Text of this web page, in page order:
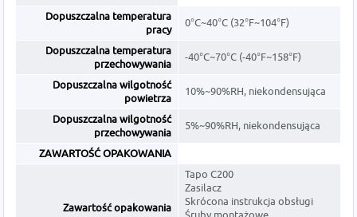
Dopuszczalna temperatura
pracy
0°C~40°C (32°F~104°F)
Dopuszczalna temperatura
przechowywania
-40°C~70°C (-40°F~158°F)
Dopuszczalna wilgotność
powietrza
10%~90%RH, niekondensująca
Dopuszczalna wilgotność
przechowywania
5%~90%RH, niekondensująca
ZAWARTOŚĆ OPAKOWANIA
Zawartość opakowania
Tapo C200
Zasilacz
Skrócona instrukcja obsługi